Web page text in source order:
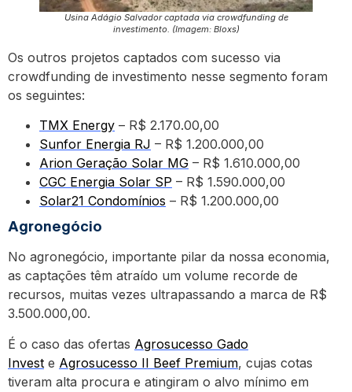
Usina Adágio Salvador captada via crowdfunding de
investimento. (Imagem: Bloxs)
Os outros projetos captados com sucesso via
crowdfunding de investimento nesse segmento foram
os seguintes:
TMX Energy – R$ 2.170.00,00
Sunfor Energia RJ – R$ 1.200.000,00
Arion Geração Solar MG – R$ 1.610.000,00
CGC Energia Solar SP – R$ 1.590.000,00
Solar21 Condomínios – R$ 1.200.000,00
Agronegócio
No agronegócio, importante pilar da nossa economia,
as captações têm atraído um volume recorde de
recursos, muitas vezes ultrapassando a marca de R$
3.500.000,00.
É o caso das ofertas Agrosucesso Gado
Invest e Agrosucesso II Beef Premium, cujas cotas
tiveram alta procura e atingiram o alvo mínimo em